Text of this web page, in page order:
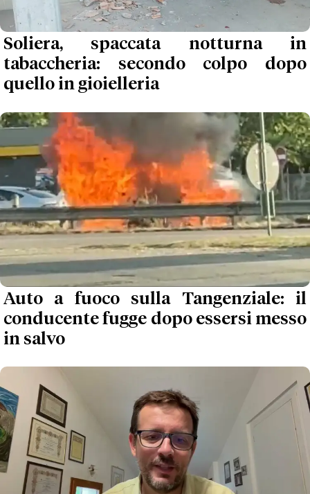
Soliera, spaccata notturna in
tabaccheria: secondo colpo dopo
quello in gioielleria
Auto a fuoco sulla Tangenziale: il
conducente fugge dopo essersi messo
in salvo